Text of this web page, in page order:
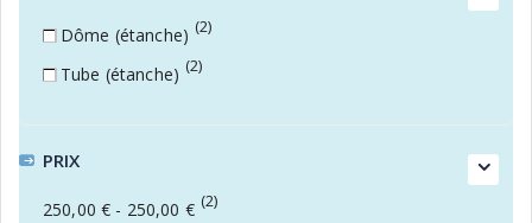
Dôme (étanche) (2)
Tube (étanche) (2)
PRIX
250,00 € - 250,00 € (2)